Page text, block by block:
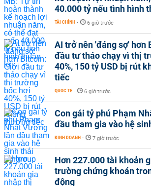
40.000 tỷ nếu tình hình
TÀI CHÍNH - 6 giờ trước
AI trở nên 'đáng sợ' hơn
đầu tư tháo chạy vì thị
40%, 150 tỷ USD bị rút
tiếc
QUỐC TẾ - 6 giờ trước
Con gái tỷ phú Phạm
đầu tham gia vào hệ
KINH DOANH - 7 giờ trước
Hơn 227.000 tài khoản
trường chứng khoán
động